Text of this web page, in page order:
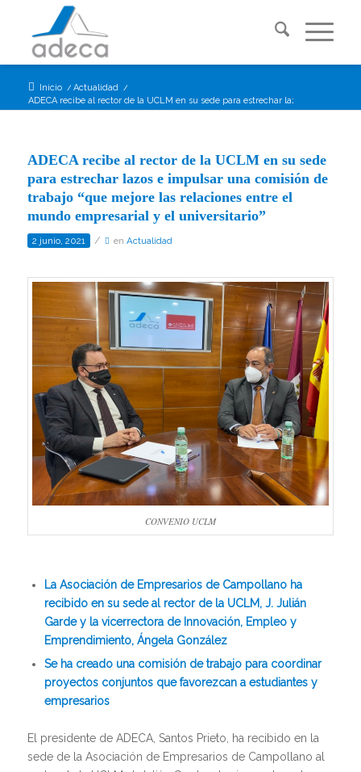
Inicio / Actualidad /
ADECA recibe al rector de la UCLM en su sede para estrechar lazos e impulsar...
ADECA recibe al rector de la UCLM en su sede
para estrechar lazos e impulsar una comisión de
trabajo “que mejore las relaciones entre el
mundo empresarial y el universitario”
2 junio, 2021 / en Actualidad
CONVENIO UCLM
La Asociación de Empresarios de Campollano ha
recibido en su sede al rector de la UCLM, J. Julián
Garde y la vicerrectora de Innovación, Empleo y
Emprendimiento, Ángela González
Se ha creado una comisión de trabajo para coordinar
proyectos conjuntos que favorezcan a estudiantes y
empresarios
El presidente de ADECA, Santos Prieto, ha recibido en la
sede de la Asociación de Empresarios de Campollano al